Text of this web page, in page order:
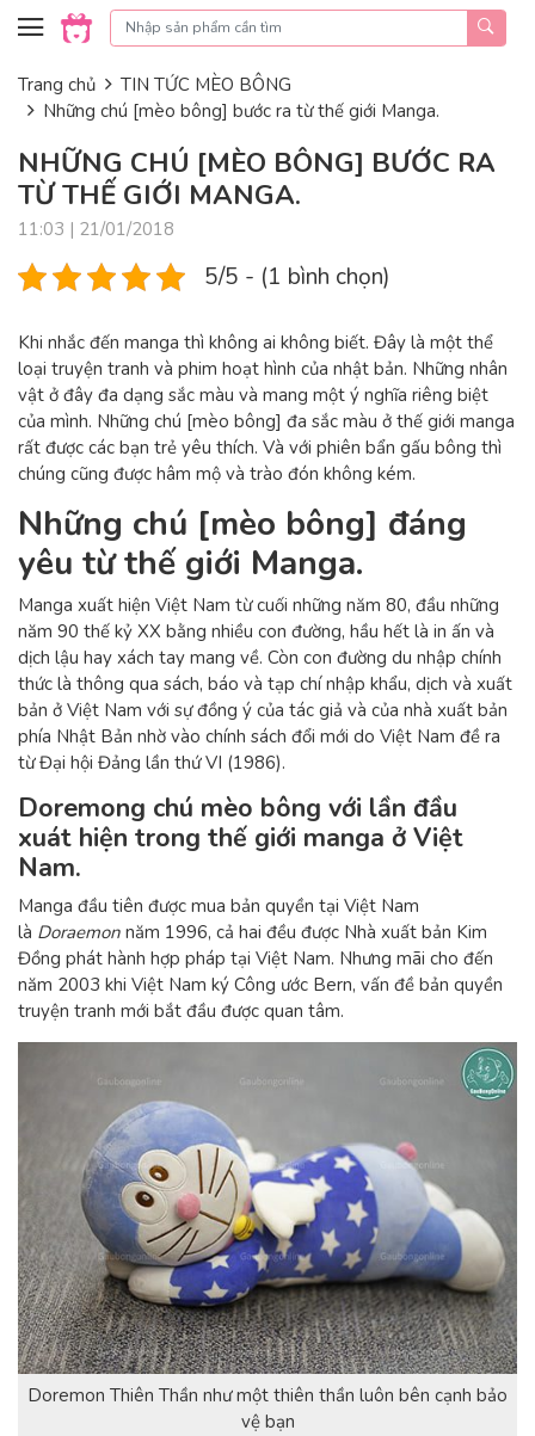
Skip to content
Trang chủ
TIN TỨC MÈO BÔNG
Những chú [mèo bông] bước ra từ thế giới Manga.
NHỮNG CHÚ [MÈO BÔNG] BƯỚC RA
TỪ THẾ GIỚI MANGA.
11:03 | 21/01/2018
5/5 - (1 bình chọn)
Khi nhắc đến manga thì không ai không biết. Đây là một thể
loại truyện tranh và phim hoạt hình của nhật bản. Những nhân
vật ở đây đa dạng sắc màu và mang một ý nghĩa riêng biệt
của mình. Những chú [mèo bông] đa sắc màu ở thế giới manga
rất được các bạn trẻ yêu thích. Và với phiên bẩn gấu bông thì
chúng cũng được hâm mộ và trào đón không kém.
Những chú [mèo bông] đáng
yêu từ thế giới Manga.
Manga xuất hiện Việt Nam từ cuối những năm 80, đầu những
năm 90 thế kỷ XX bằng nhiều con đường, hầu hết là in ấn và
dịch lậu hay xách tay mang về. Còn con đường du nhập chính
thức là thông qua sách, báo và tạp chí nhập khẩu, dịch và xuất
bản ở Việt Nam với sự đồng ý của tác giả và của nhà xuất bản
phía Nhật Bản nhờ vào chính sách đổi mới do Việt Nam đề ra
từ Đại hội Đảng lần thứ VI (1986).
Doremong chú mèo bông với lần đầu
xuát hiện trong thế giới manga ở Việt
Nam.
Manga đầu tiên được mua bản quyền tại Việt Nam
là Doraemon năm 1996, cả hai đều được Nhà xuất bản Kim
Đồng phát hành hợp pháp tại Việt Nam. Nhưng mãi cho đến
năm 2003 khi Việt Nam ký Công ước Bern, vấn đề bản quyền
truyện tranh mới bắt đầu được quan tâm.
Doremon Thiên Thần như một thiên thần luôn bên cạnh bảo
vệ bạn